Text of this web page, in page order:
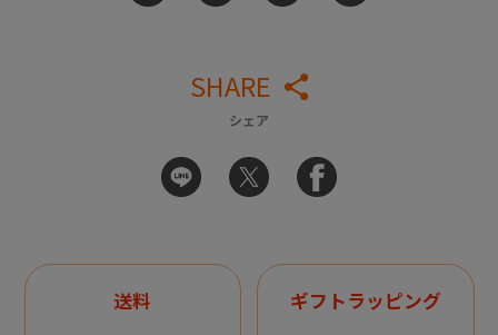
SHARE
シェア
送料 ギフトラッピング